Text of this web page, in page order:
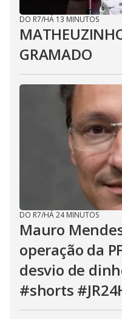
DO R7/HÁ 13 MINUTOS
GRAMADO
DO R7/HÁ 24 MINUTOS
Mauro
operação da
desvio de
#shorts